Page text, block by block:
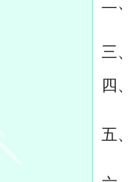
三、
四、
五、